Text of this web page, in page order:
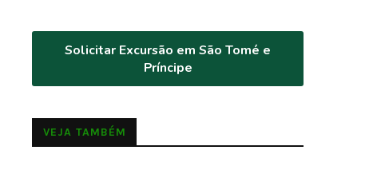
Solicitar Excursão em São Tomé e
Príncipe
VEJA TAMBÉM